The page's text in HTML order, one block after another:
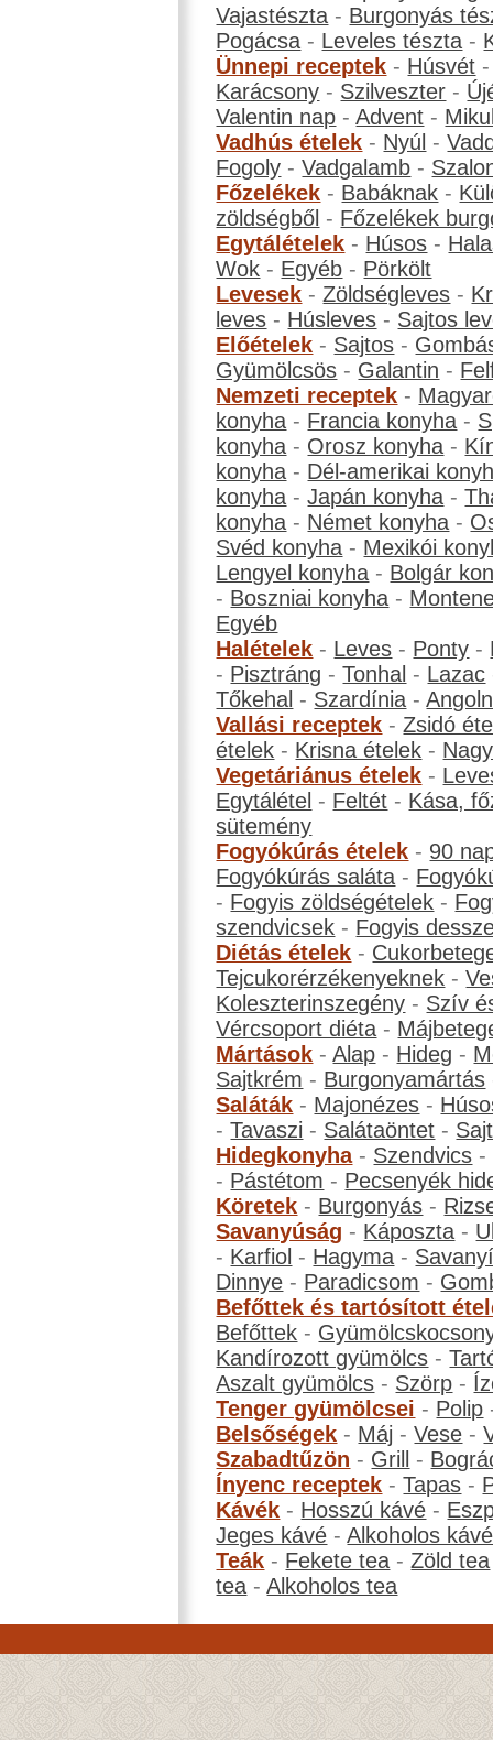
Vajastészta - Burgonyás
Pogácsa - Leveles tészta -
Ünnepi receptek - Húsvét
Karácsony - Szilveszter -
Valentin nap -Advent -
Vadhús ételek - Nyúl -
Fogoly -Vadgalamb -
Főzelékek - Babáknak -
zöldségből - Főzelékek
Egytálételek - Húsos -
Wok - Egyéb - Pörkölt
Levesek -Zöldségleves -
leves - Húsleves - Sajtos
Előételek - Sajtos -
Gyümölcsös - Galantin -
Nemzeti receptek -
konyha - Francia konyha -
konyha - Orosz konyha -
konyha - Dél-amerikai
konyha -Japán konyha -
konyha - Német konyha -
Svéd konyha - Mexikói
Lengyel konyha - Bolgár
- Boszniai konyha -
Egyéb
Halételek - Leves - Ponty -
- Pisztráng -Tonhal - Lazac
Tőkehal - Szardínia -
Vallási receptek -Zsidó
ételek - Krisna ételek -
Vegetáriánus ételek -
Egytálétel - Feltét - Kása,
sütemény
Fogyókúrás ételek - 90
Fogyókúrás saláta -
- Fogyis zöldségételek -
szendvicsek - Fogyis
Diétás ételek -
Tejcukorérzékenyeknek -
Koleszterinszegény - Szív
Vércsoport diéta -
Mártások -Alap - Hideg -
Sajtkrém - Burgonyamártás
Saláták - Majonézes -
-Tavaszi - Salátaöntet -
Hidegkonyha- Szendvics -
- Pástétom - Pecsenyék
Köretek - Burgonyás -
Savanyúság - Káposzta -
- Karfiol - Hagyma -
Dinnye - Paradicsom -
Befőttek és tartósított
Befőttek -
Kandírozott gyümölcs -
Aszalt gyümölcs - Szörp -
Tenger gyümölcsei - Polip
Belsőségek - Máj -Vese -
Szabadtűzön - Grill -
Ínyenc receptek -Tapas -
Kávék - Hosszú kávé -
Jeges kávé -Alkoholos kávé
Teák - Fekete tea -Zöld tea
tea -Alkoholos tea